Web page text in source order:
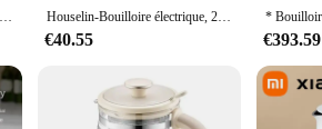
Tasse à Leurs oût électrique multifonctionnelle, 220V, 800ml, tasse à eau électrique, petite tasse de santé, théière portable, dortoir, marmite à chevauchement Houselin-Bouilloire électrique, 2.3 litres
€40.55 €393.59